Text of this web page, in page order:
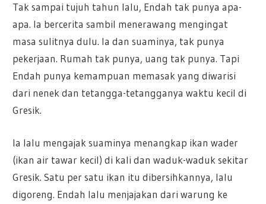
Tak sampai tujuh tahun lalu, Endah tak punya apa-
apa. Ia bercerita sambil menerawang mengingat
masa sulitnya dulu. Ia dan suaminya, tak punya
pekerjaan. Rumah tak punya, uang tak punya. Tapi
Endah punya kemampuan memasak yang diwarisi
dari nenek dan tetangga-tetangganya waktu kecil di
Gresik.
Ia lalu mengajak suaminya menangkap ikan wader
(ikan air tawar kecil) di kali dan waduk-waduk sekitar
Gresik. Satu per satu ikan itu dibersihkannya, lalu
digoreng. Endah lalu menjajakan dari warung ke